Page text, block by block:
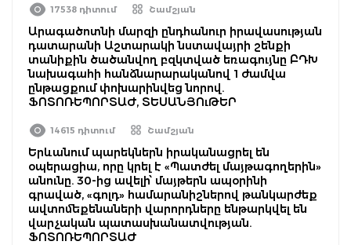
17538 դիտում Շամշյան
Արագածոտնի մարզի ընդհանուր իրավասության
դատարանի Աշտարակի նստավայրի շենքի
տանիքին ծածանվող բզկտված եռագույնը ԲԴԽ
նախագահի հանձնարարականով 1 ժամվա
ընթացքում փոխարինվեց նորով.
ՖՈՏՈՌԵՊՈՐՏԱԺ, ՏԵՍԱՆՅՈւԹԵՐ
14615 դիտում Շամշյան
Երևանում պարեկներն իրականացրել են
օպերացիա, որը կրել է «Պատժել մայթագողերին»
անունը. 30-ից ավելի՝ մայթերն ապօրինի
գրաված, «գոլդ» համարանիշներով թանկարժեք
ավտոմեքենաների վարորդները ենթարկվել են
վարչական պատասխանատվության.
ՖՈՏՈՌԵՊՈՐՏԱԺ